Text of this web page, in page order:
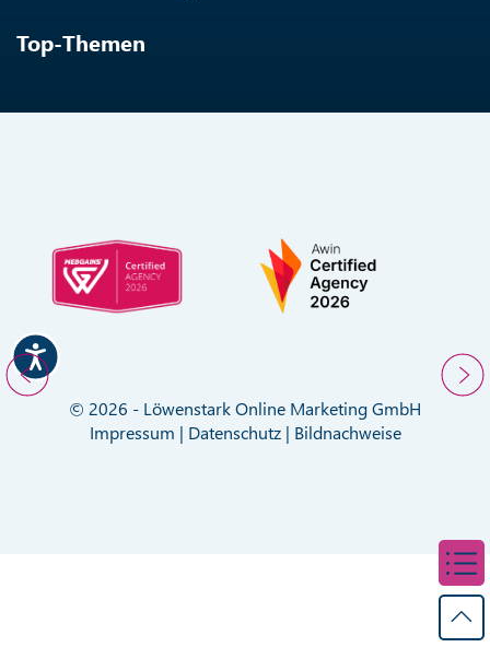
Top-Themen
© 2026 - Löwenstark Online Marketing GmbH
Impressum | Datenschutz| Bildnachweise